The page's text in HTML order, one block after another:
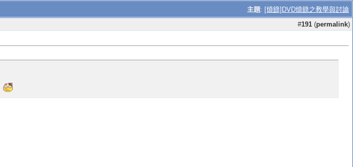
主題: [燒錄]DVD燒錄之教學與討論
#191 (permalink)